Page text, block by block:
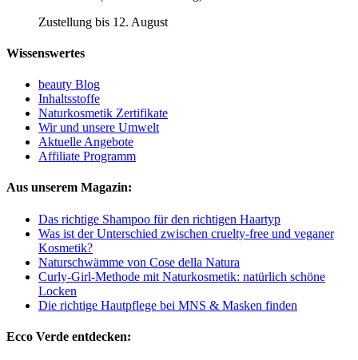
Zustellung bis 12. August
Wissenswertes
beauty Blog
Inhaltsstoffe
Naturkosmetik Zertifikate
Wir und unsere Umwelt
Aktuelle Angebote
Affiliate Programm
Aus unserem Magazin:
Das richtige Shampoo für den richtigen Haartyp
Was ist der Unterschied zwischen cruelty-free und veganer
Kosmetik?
Naturschwämme von Cose della Natura
Curly-Girl-Methode mit Naturkosmetik: natürlich schöne
Locken
Die richtige Hautpflege bei MNS & Masken finden
Ecco Verde entdecken: